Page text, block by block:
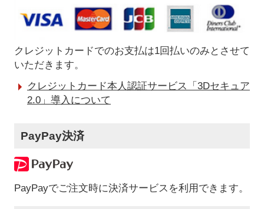
クレジットカードでのお支払は1回払いのみとさせて
いただきます。
クレジットカード本人認証サービス「3Dセキュア
2.0」導入について
PayPay決済
PayPayでご注文時に決済サービスを利用できます。